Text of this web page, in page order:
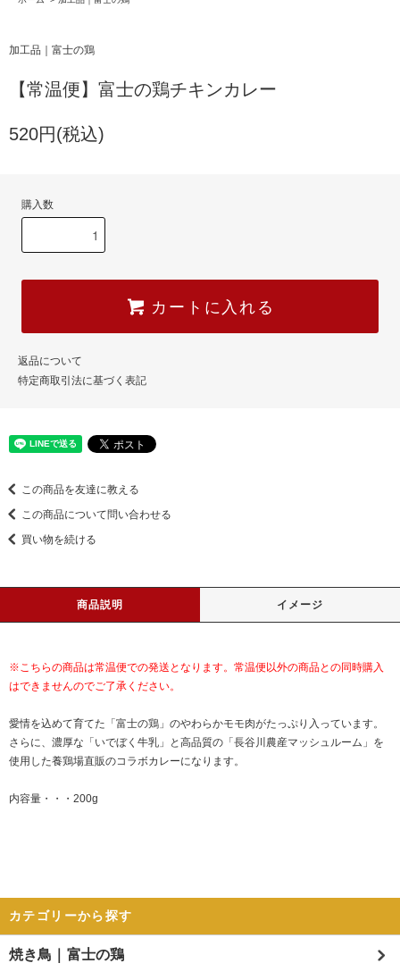
加工品｜富士の鶏
【常温便】富士の鶏チキンカレー
520円(税込)
購入数
カートに入れる
返品について
特定商取引法に基づく表記
この商品を友達に教える
この商品について問い合わせる
買い物を続ける
商品説明 イメージ
※こちらの商品は常温便での発送となります。常温便以外の商品との同時購入
はできませんのでご了承ください。
愛情を込めて育てた「富士の鶏」のやわらかモモ肉がたっぷり入っています。
さらに、濃厚な「いでぼく牛乳」と高品質の「長谷川農産マッシュルーム」を
使用した養鶏場直販のコラボカレーになります。
内容量・・・200g
カテゴリーから探す
焼き鳥｜富士の鶏